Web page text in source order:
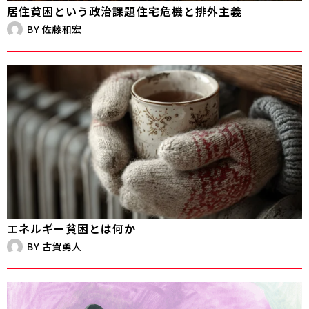
居住貧困という政治課題――住宅危機と排外主義
BY 佐藤和宏
エネルギー貧困とは何か
BY 古賀勇人